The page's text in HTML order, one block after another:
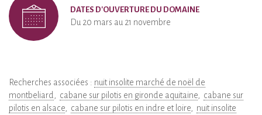
DATES D'OUVERTURE DU DOMAINE
Du 20 mars au 21 novembre
Recherches associées : nuit insolite marché de noël de
montbeliard
cabane sur pilotis en gironde aquitaine
cabane sur
pilotis en alsace
cabane sur pilotis en indre et loire
nuit insolite